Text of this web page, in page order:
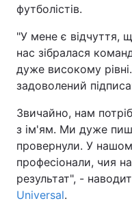
футболістів.
"У мене є відчуття,
нас зібралася
дуже високому
задоволений
Звичайно, нам
з ім'ям. Ми дуже
провернули. У
професіонали, чия
результат", -
Universal.